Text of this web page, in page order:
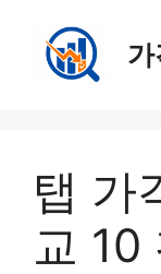
탭 가
교 10